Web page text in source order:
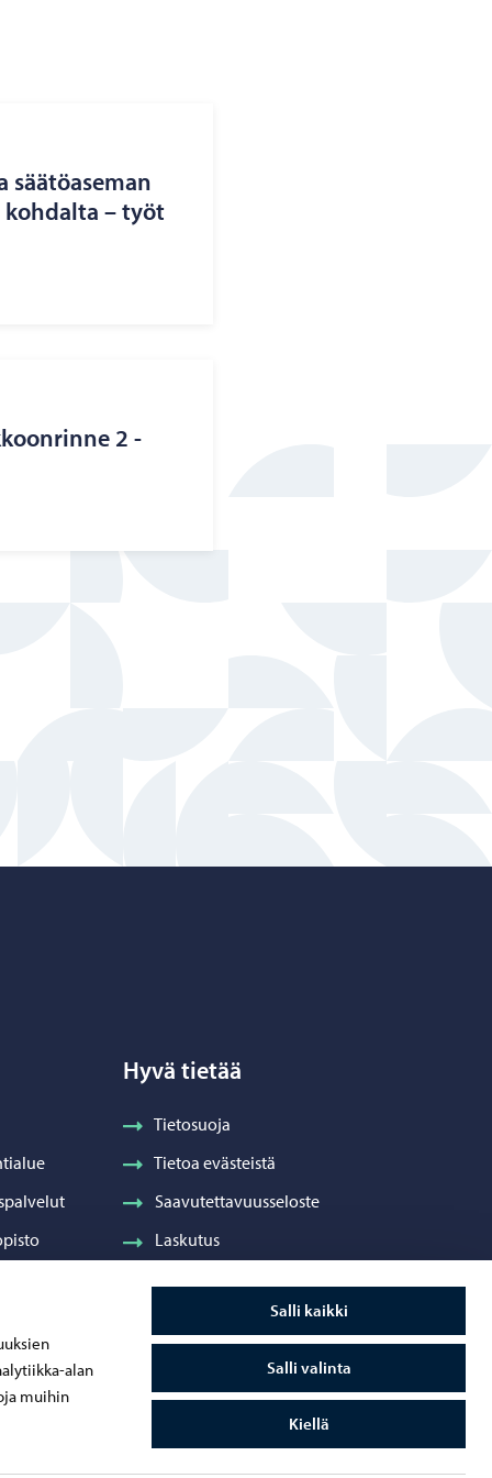
alan
muihin
Salli kaikki
Salli valinta
Kiellä
sää­tö­ase­man
– työt
2 -​
Hyvä tietää
Tietosuoja
Tietoa evästeistä
Saavutettavuusseloste
Laskutus